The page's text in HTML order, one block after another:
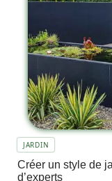
JARDIN
Créer un style de
d’experts